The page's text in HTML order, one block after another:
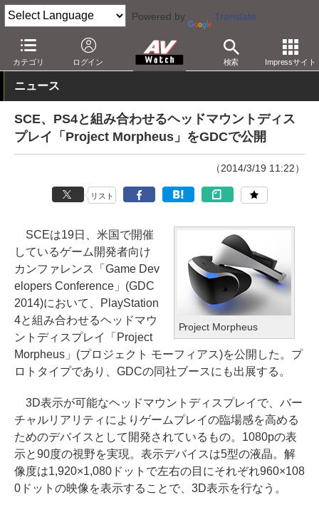
Powered by Translate
カテゴリ ログイン 検索 Impressサイト
AV Watch 製品 HMD/スマートグラス PlayStation VR
ニュース
SCE、PS4と組み合わせるヘッドマウントディス
プレイ「Project Morpheus」をGDCで公開
（2014/3/19 11:22）
リスト
Project Morpheus
SCEは19日、米国で開催
しているゲーム開発者向け
カンファレンス「Game Dev
elopers Conference」(GDC
2014)において、PlayStation
4と組み合わせるヘッドマウ
ントディスプレイ「Project
Morpheus」(プロジェクト モーフィアス)を公開した。プ
ロトタイプであり、GDCの同社ブースにも出展する。
3D表示が可能なヘッドマウントディスプレイで、バー
チャルリアリティによりゲームプレイの臨場感を高める
ためのデバイスとして開発されているもの。1080pの表
示と90度の視野を実現。表示デバイスは5型の液晶。解
像度は1,920×1,080ドットで左右の目にそれぞれ960×108
0ドットの映像を表示することで、3D表示を行なう。